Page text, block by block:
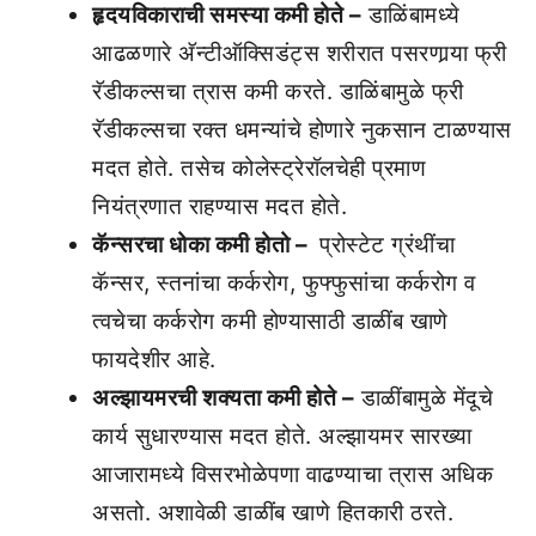
हृदयविकाराची समस्या कमी होते – डाळिंबामध्ये
आढळणारे अ‍ॅन्टीऑक्सिडंट्स शरीरात पसरणार्‍या फ्री
रॅडीकल्सचा त्रास कमी करते. डाळिंबामुळे फ्री
रॅडीकल्सचा रक्त धमन्यांचे होणारे नुकसान टाळण्यास
मदत होते. तसेच कोलेस्ट्रेरॉलचेही प्रमाण
नियंत्रणात राहण्यास मदत होते.
कॅन्सरचा धोका कमी होतो – प्रोस्टेट ग्रंथींचा
कॅन्सर, स्तनांचा कर्करोग, फुफ्फुसांचा कर्करोग व
त्वचेचा कर्करोग कमी होण्यासाठी डाळींब खाणे
फायदेशीर आहे.
अल्झायमरची शक्यता कमी होते – डाळींबामुळे मेंदूचे
कार्य सुधारण्यास मदत होते. अल्झायमर सारख्या
आजारामध्ये विसरभोळेपणा वाढण्याचा त्रास अधिक
असतो. अशावेळी डाळींब खाणे हितकारी ठरते.